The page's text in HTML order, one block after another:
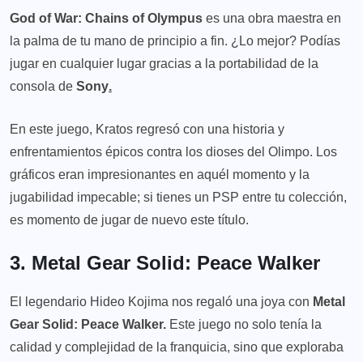
God of War: Chains of Olympus es una obra maestra en
la palma de tu mano de principio a fin. ¿Lo mejor? Podías
jugar en cualquier lugar gracias a la portabilidad de la
consola de Sony.
En este juego, Kratos regresó con una historia y
enfrentamientos épicos contra los dioses del Olimpo. Los
gráficos eran impresionantes en aquél momento y la
jugabilidad impecable; si tienes un PSP entre tu colección,
es momento de jugar de nuevo este título.
3. Metal Gear Solid: Peace Walker
El legendario Hideo Kojima nos regaló una joya con Metal
Gear Solid: Peace Walker. Este juego no solo tenía la
calidad y complejidad de la franquicia, sino que exploraba